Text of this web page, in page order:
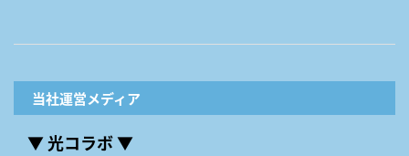
当社運営メディア
▼ 光コラボ ▼